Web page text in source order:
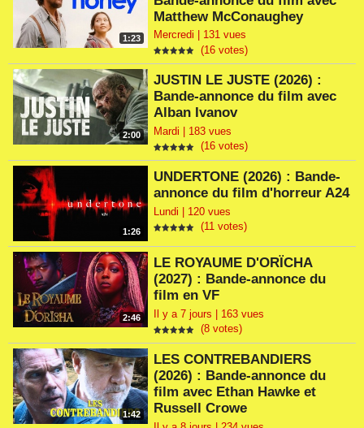
1:23
Matthew McConaughey
Mercredi | 131 vues
(16 votes)
2:00
JUSTIN LE JUSTE (2026) :
Bande-annonce du film avec
Alban Ivanov
Mardi | 183 vues
(16 votes)
1:26
UNDERTONE (2026) : Bande-
annonce du film d'horreur A24
Lundi | 120 vues
(11 votes)
2:46
LE ROYAUME D'ORÏCHA
(2027) : Bande-annonce du
film en VF
Il y a 7 jours | 163 vues
(8 votes)
1:42
LES CONTREBANDIERS
(2026) : Bande-annonce du
film avec Ethan Hawke et
Russell Crowe